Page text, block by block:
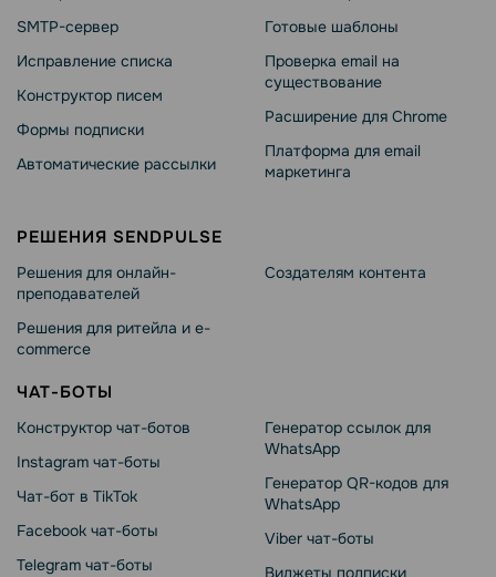
SMTP-сервер
Исправление списка
Конструктор писем
Формы подписки
Автоматические рассылки
Готовые шаблоны
Проверка email на
существование
Расширение для Chrome
Платформа для email
маркетинга
РЕШЕНИЯ SENDPULSE
Решения для онлайн-
преподавателей
Решения для ритейла и e-
commerce
Создателям контента
ЧАТ-БОТЫ
Конструктор чат-ботов
Instagram чат-боты
Чат-бот в TikTok
Facebook чат-боты
Telegram чат-боты
Генератор ссылок для
WhatsApp
Генератор QR-кодов для
WhatsApp
Viber чат-боты
Виджеты подписки